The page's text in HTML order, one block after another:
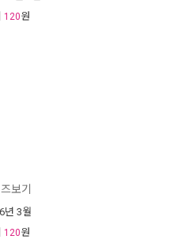
120원
보기
년 3월
120원